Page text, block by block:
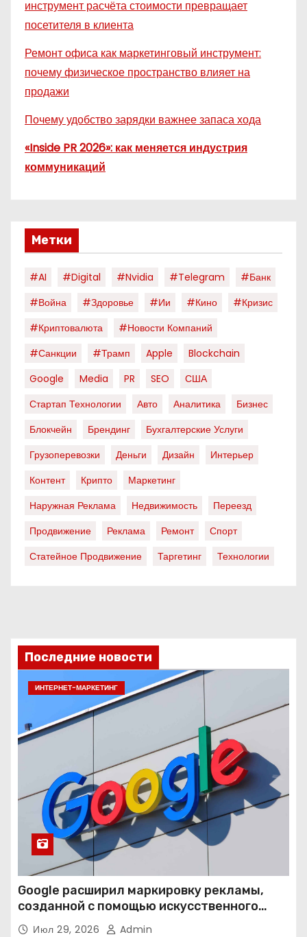
инструмент расчёта стоимости превращает
посетителя в клиента
Ремонт офиса как маркетинговый инструмент:
почему физическое пространство влияет на
продажи
Почему удобство зарядки важнее запаса хода
«Inside PR 2026»: как меняется индустрия
коммуникаций
Метки
#AI #digital #nvidia #telegram
#банк
#война
#здоровье #ии #кино
#кризис
#криптовалюта
#новости Компаний
#санкции
#трамп Apple
Blockchain
Google
Media PR SEO
США
Стартап Технологии
Авто Аналитика
Бизнес
Блокчейн
Брендинг
Бухгалтерские Услуги
Грузоперевозки
Деньги Дизайн
Интерьер
Контент
Крипто
Маркетинг
Наружная Реклама
Недвижимость
Переезд
Продвижение
Реклама Ремонт
Спорт
Статейное Продвижение
Таргетинг Технологии
Последние новости
ИНТЕРНЕТ-МАРКЕТИНГ
Google расширил маркировку рекламы,
созданной с помощью искусственного
интеллекта
Июл 29, 2026 Admin